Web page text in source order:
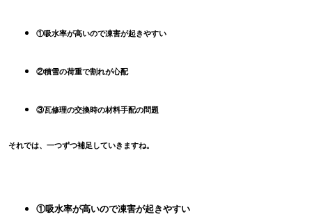
①吸水率が高いので凍害が起きやすい
②積雪の荷重で割れが心配
③瓦修理の交換時の材料手配の問題
それでは、一つずつ補足していきますね。
①吸水率が高いので凍害が起きやすい